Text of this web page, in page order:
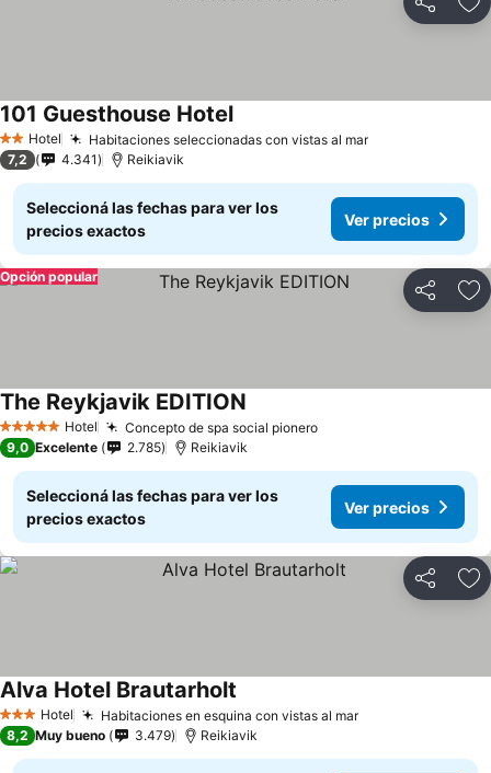
Compartir
2 Estrellas
Hotel Habitaciones seleccionadas con vistas al mar
101 Guesthouse Hotel
7,2 4.341 Reikiavik
Seleccioná las fechas para ver los
precios exactos
Ver precios
Compartir
Opción popular
5 Estrellas Hotel Concepto de spa social pionero
The Reykjavik EDITION
9,0 Excelente 2.785 Reikiavik
Seleccioná las fechas para ver los
precios exactos
Ver precios
Compartir
3 Estrellas
Hotel Habitaciones en esquina con vistas al mar
Alva Hotel Brautarholt
8,2 Muy bueno 3.479 Reikiavik